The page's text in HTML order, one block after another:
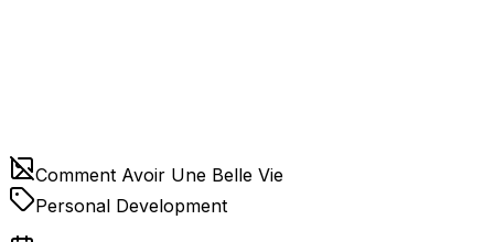
Comment Avoir Une Belle Vie
Personal Development